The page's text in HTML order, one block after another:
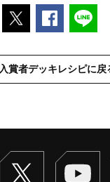
ポストする
入賞者デッキレシピに戻
Twitter